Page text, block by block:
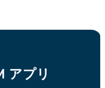
アプリ